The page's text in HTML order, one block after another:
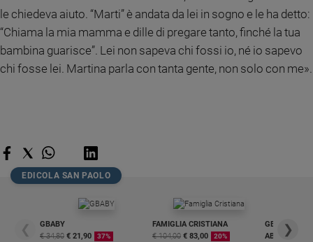
le chiedeva aiuto. “Marti” è andata da lei in sogno e le ha detto:
“Chiama la mia mamma e dille di pregare tanto, finché la tua
bambina guarisce”. Lei non sapeva chi fossi io, né io sapevo
chi fosse lei. Martina parla con tanta gente, non solo con me».
EDICOLA SAN PAOLO
❮
GBABY
€ 34,80 € 21,90 37%
FAMIGLIA CRISTIANA
€ 104,00 € 83,00 20%
GBABY
❯